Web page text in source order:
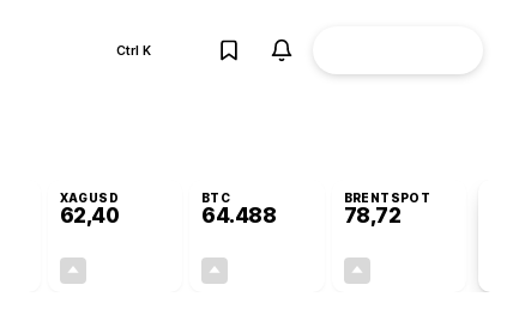
Ctrl K
XAGUSD
62,40
BTC
64.488
BRENTSPOT
78,72